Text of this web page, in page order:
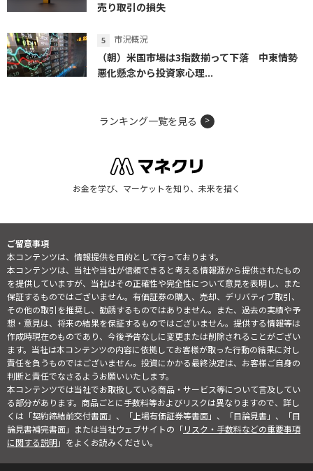
売り取引の損失
市況概況
（朝）米国市場は3指数揃って下落 中東情勢
悪化懸念から投資家心理...
ランキング一覧を見る
お金を学び、マーケットを知り、未来を描く
ご留意事項
本コンテンツは、情報提供を目的として行っております。
本コンテンツは、当社や当社が信頼できると考える情報源から提供されたもの
を提供していますが、当社はその正確性や完全性について意見を表明し、また
保証するものではございません。有価証券の購入、売却、デリバティブ取引、
その他の取引を推奨し、勧誘するものではありません。また、過去の実績や予
想・意見は、将来の結果を保証するものではございません。提供する情報等は
作成時現在のものであり、今後予告なしに変更または削除されることがござい
ます。当社は本コンテンツの内容に依拠してお客様が取った行動の結果に対し
責任を負うものではございません。投資にかかる最終決定は、お客様ご自身の
判断と責任でなさるようお願いいたします。
本コンテンツでは当社でお取扱している商品・サービス等について言及してい
る部分があります。商品ごとに手数料等およびリスクは異なりますので、詳し
くは「契約締結前交付書面」、「上場有価証券等書面」、「目論見書」、「目
論見書補完書面」または当社ウェブサイトの「リスク・手数料などの重要事項
に関する説明」をよくお読みください。